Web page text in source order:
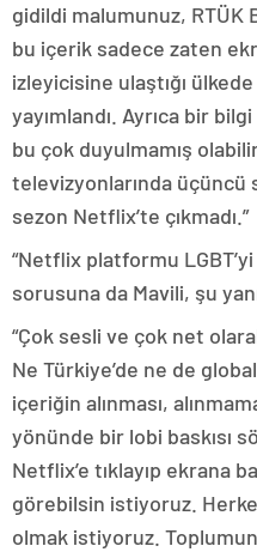
gidildi malumunuz, RTÜK
bu içerik sadece zaten
izleyicisine ulaştığı ülkede
yayımlandı. Ayrıca bir
bu çok duyulmamış
televizyonlarında üçüncü
sezon Netflix’te çıkmadı.”
“Netflix platformu
sorusuna da Mavili, şu
“Çok sesli ve çok net
Ne Türkiye’de ne de
içeriğin alınması,
yönünde bir lobi baskısı
Netflix’e tıklayıp ekrana
görebilsin istiyoruz.
olmak istiyoruz.